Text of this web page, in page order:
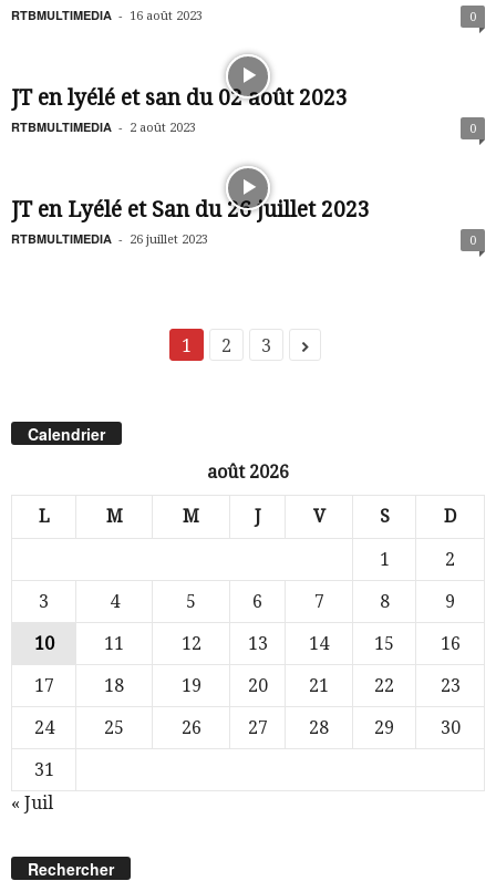
RTBMULTIMEDIA - 16 août 2023 0
JT en lyélé et san du 02 août 2023
RTBMULTIMEDIA - 2 août 2023 0
JT en Lyélé et San du 26 juillet 2023
RTBMULTIMEDIA - 26 juillet 2023 0
1 2 3
Calendrier
août 2026
L M M J V S D
1
2
3
4 5 6 7 8
9
10
11 12 13 14 15
16
17
18 19 20 21 22
23
24
25 26 27 28 29
30
31
« Juil
Rechercher